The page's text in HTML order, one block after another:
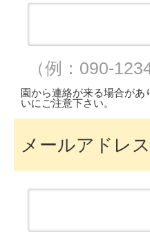
（例：090-
園から連絡が来る場合が
いにご注意下さい。
メールアドレス